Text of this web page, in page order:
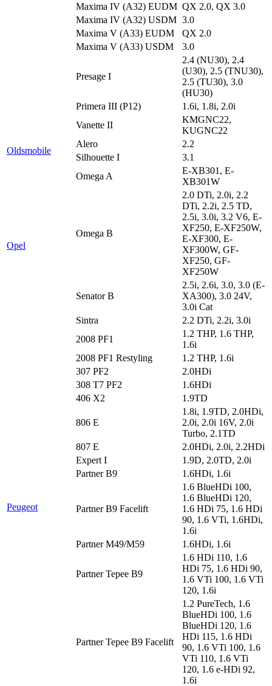
Maxima IV (A32) EUDM QX 2.0, QX 3.0
Maxima IV (A32) USDM 3.0
Maxima V (A33) EUDM
QX 2.0
Maxima V (A33) USDM
3.0
Presage I
2.4 (NU30), 2.4
(U30), 2.5 (TNU30),
2.5 (TU30), 3.0
(HU30)
Primera III (P12)
1.6i, 1.8i, 2.0i
Vanette II
KMGNC22,
KUGNC22
Oldsmobile
Alero
2.2
Silhouette I
3.1
Opel
Omega A
E-XB301, E-
XB301W
Omega B
2.0 DTi, 2.0i, 2.2
DTi, 2.2i, 2.5 TD,
2.5i, 3.0i, 3.2 V6, E-
XF250, E-XF250W,
E-XF300, E-
XF300W, GF-
XF250, GF-
XF250W
Senator B
2.5i, 2.6i, 3.0, 3.0 (E-
XA300), 3.0 24V,
3.0i Cat
Sintra
2.2 DTi, 2.2i, 3.0i
Peugeot
2008 PF1
1.2 THP, 1.6 THP,
1.6i
2008 PF1 Restyling
1.2 THP, 1.6i
307 PF2
2.0HDi
308 T7 PF2
1.6HDi
406 X2
1.9TD
806 E
1.8i, 1.9TD, 2.0HDi,
2.0i, 2.0i 16V, 2.0i
Turbo, 2.1TD
807 E
2.0HDi, 2.0i, 2.2HDi
Expert I
1.9D, 2.0TD, 2.0i
Partner B9
1.6HDi, 1.6i
Partner B9 Facelift
1.6 BlueHDi 100,
1.6 BlueHDi 120,
1.6 HDi 75, 1.6 HDi
90, 1.6 VTi, 1.6HDi,
1.6i
Partner M49/M59
1.6HDi, 1.6i
Partner Tepee B9
1.6 HDi 110, 1.6
HDi 75, 1.6 HDi 90,
1.6 VTi 100, 1.6 VTi
120, 1.6i
Partner Tepee B9 Facelift
1.2 PureTech, 1.6
BlueHDi 100, 1.6
BlueHDi 120, 1.6
HDi 115, 1.6 HDi
90, 1.6 VTi 100, 1.6
VTi 110, 1.6 VTi
120, 1.6 e-HDi 92,
1.6i